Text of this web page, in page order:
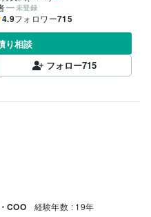
未登録
4.9フォロワー715
り相談
フォロー715
COO 経験年数 : 19年